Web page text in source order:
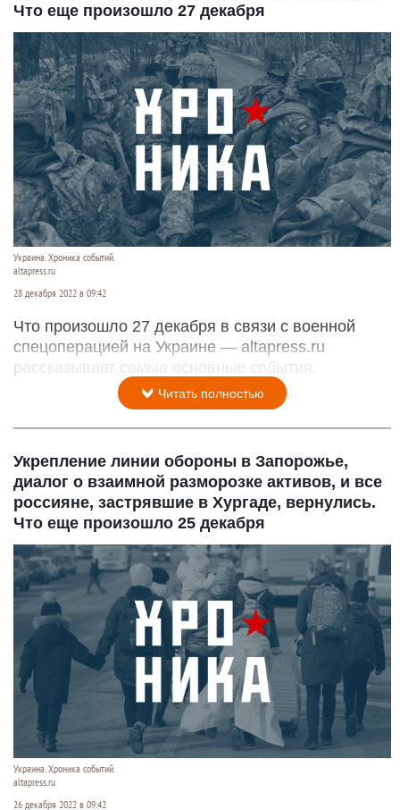
Что еще произошло 27 декабря
Украина. Хроника событий.
altapress.ru
28 декабря 2022 в 09:42
Что произошло 27 декабря в связи с военной
спецоперацией на Украине — altapress.ru
рассказывает самые основные события.
Читать полностью
Укрепление линии обороны в Запорожье,
диалог о взаимной разморозке активов, и все
россияне, застрявшие в Хургаде, вернулись.
Что еще произошло 25 декабря
Украина. Хроника событий.
altapress.ru
26 декабря 2022 в 09:42